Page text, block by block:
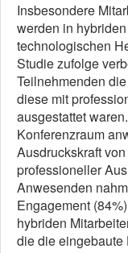
Insbesondere
werden in
technologischen
Studie zufolge
Teilnehmenden
diese mit
ausgestattet
Konferenzraum
Ausdruckskraft
professioneller
Anwesenden
Engagement
hybriden
die die eingebaute